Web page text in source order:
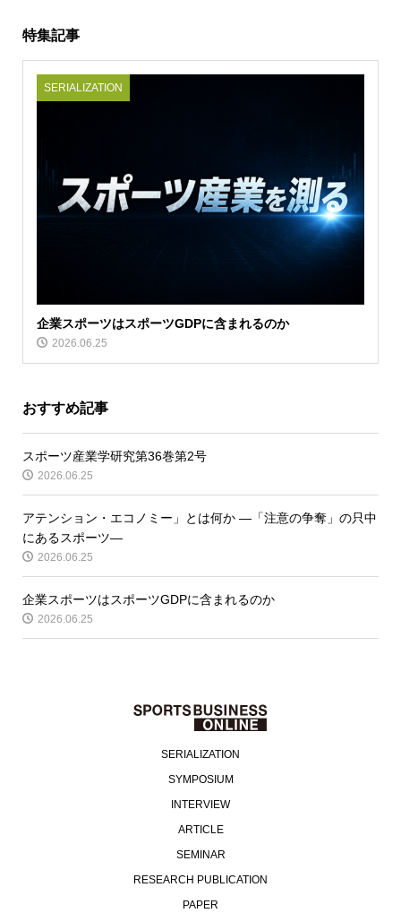
特集記事
SERIALIZATION
企業スポーツはスポーツGDPに含まれるのか
2026.06.25
おすすめ記事
スポーツ産業学研究第36巻第2号
2026.06.25
アテンション・エコノミー」とは何か ―「注意の争奪」の只中
にあるスポーツ―
2026.06.25
企業スポーツはスポーツGDPに含まれるのか
2026.06.25
SERIALIZATION
SYMPOSIUM
INTERVIEW
ARTICLE
SEMINAR
RESEARCH PUBLICATION
PAPER